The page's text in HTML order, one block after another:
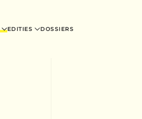
EDITIES DOSSIERS